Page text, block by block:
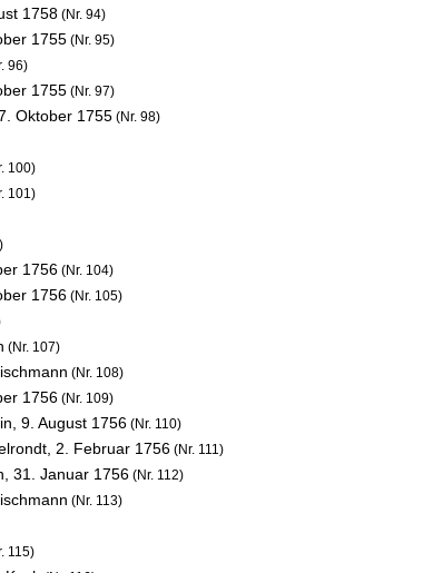
1758 (Nr. 94)
1755 (Nr. 95)
96)
1755 (Nr. 97)
Oktober 1755 (Nr. 98)
100)
101)
1756 (Nr. 104)
1756 (Nr. 105)
(Nr. 107)
(Nr. 108)
1756 (Nr. 109)
9. August 1756 (Nr. 110)
2. Februar 1756 (Nr. 111)
31. Januar 1756 (Nr. 112)
(Nr. 113)
115)